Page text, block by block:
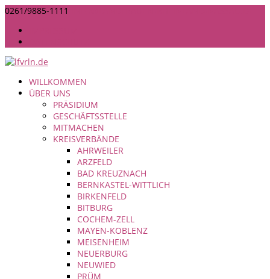
0261/9885-1111
WILLKOMMEN
ÜBER UNS
PRÄSIDIUM
GESCHÄFTSSTELLE
MITMACHEN
KREISVERBÄNDE
AHRWEILER
ARZFELD
BAD KREUZNACH
BERNKASTEL-WITTLICH
BIRKENFELD
BITBURG
COCHEM-ZELL
MAYEN-KOBLENZ
MEISENHEIM
NEUERBURG
NEUWIED
PRÜM